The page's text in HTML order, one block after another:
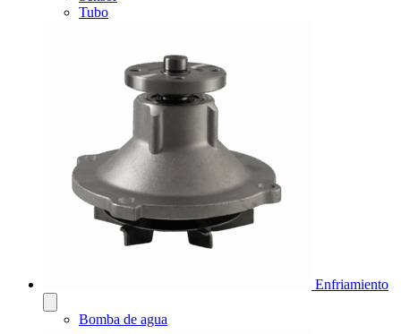
Tubo
Enfriamiento
Bomba de agua